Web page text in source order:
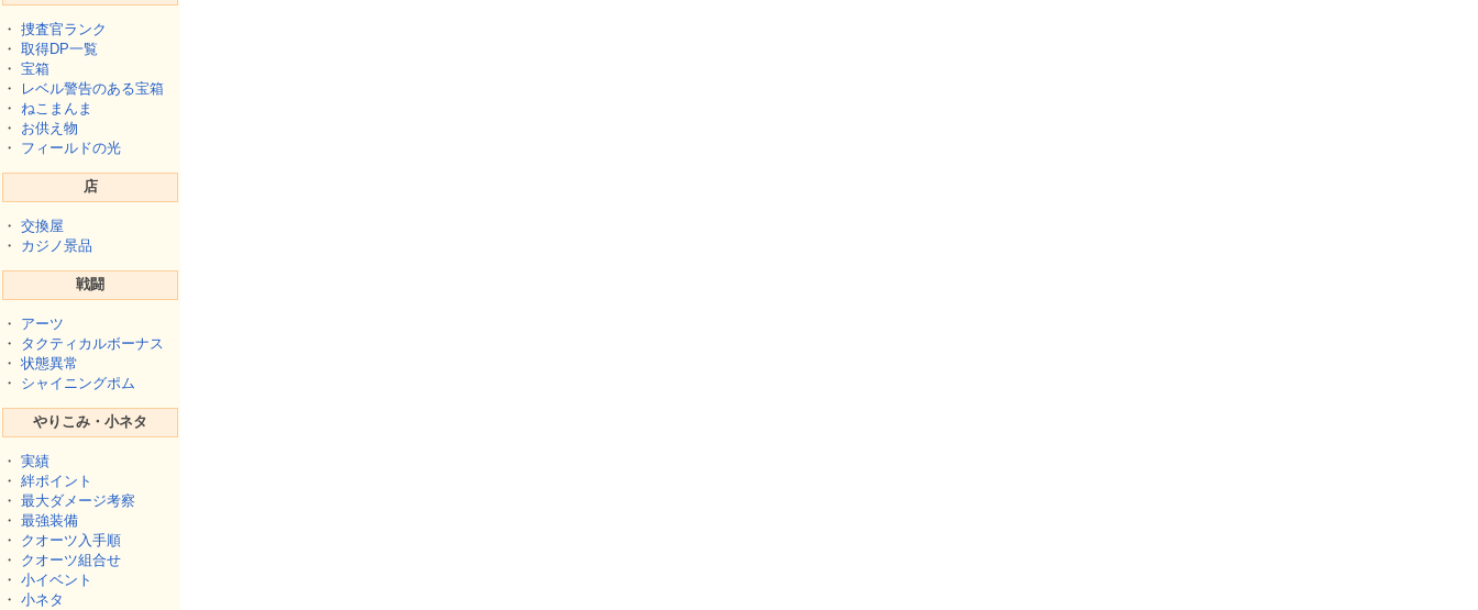
・ 捜査官ランク
・ 取得DP一覧
・ 宝箱
・
レベル警告のある宝箱
・ ねこまんま
・ お供え物
・ フィールドの光
店
・ 交換屋
・ カジノ景品
戦闘
・ アーツ
・ タクティカルボーナス
・ 状態異常
・ シャイニングポム
やりこみ・小ネタ
・ 実績
・ 絆ポイント
・ 最大ダメージ考察
・ 最強装備
・ クオーツ入手順
・ クオーツ組合せ
・ 小イベント
・ 小ネタ